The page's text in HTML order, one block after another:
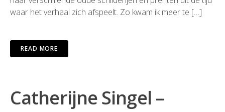
waar het verhaal zich afspeelt. Zo kwam ik meer te […]
READ MORE
Catherijne Singel –